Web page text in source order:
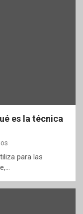
es la técnica
para las